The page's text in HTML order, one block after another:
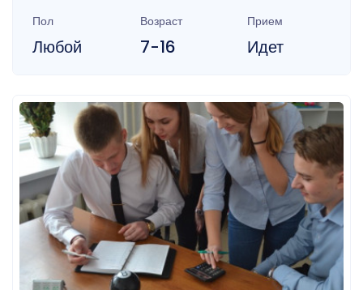
Пол
Любой
Возраст
7-16
Прием
Идет